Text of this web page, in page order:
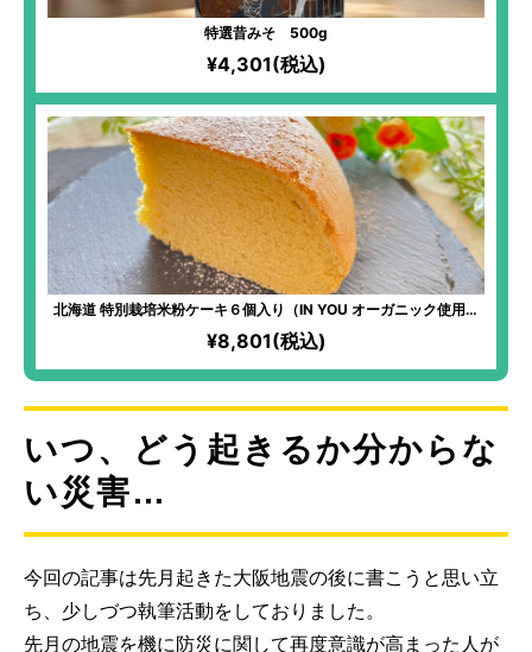
特選昔みそ 500g
¥4,301(税込)
北海道 特別栽培米粉ケーキ６個入り（IN YOU オーガニック使用）
｜無農薬・無化学肥料で栽培した北海道産「ゆきひかり」×北海道の
おいしい食材のコラボスイーツ！
¥8,801(税込)
いつ、どう起きるか分からな
い災害…
今回の記事は先月起きた大阪地震の後に書こうと思い立
ち、少しづつ執筆活動をしておりました。
先月の地震を機に防災に関して再度意識が高まった人が